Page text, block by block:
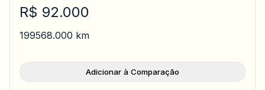
R$ 92.000
199568.000 km
Adicionar à Comparação